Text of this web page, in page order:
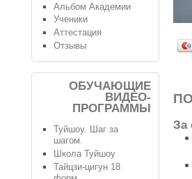
За
Альбом Академии
Ученики
Аттестация
Отзывы
ОБУЧАЮЩИЕ
ВИДЕО-
ПРОГРАММЫ
Туйшоу. Шаг за
шагом.
Школа Туйшоу
Тайцзи-цигун 18